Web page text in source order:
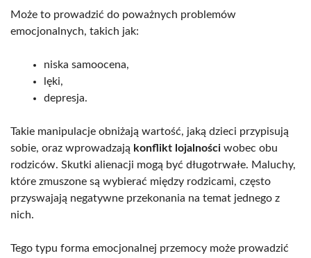
Może to prowadzić do poważnych problemów
emocjonalnych, takich jak:
niska samoocena,
lęki,
depresja.
Takie manipulacje obniżają wartość, jaką dzieci przypisują
sobie, oraz wprowadzają konflikt lojalności wobec obu
rodziców. Skutki alienacji mogą być długotrwałe. Maluchy,
które zmuszone są wybierać między rodzicami, często
przyswajają negatywne przekonania na temat jednego z
nich.
Tego typu forma emocjonalnej przemocy może prowadzić